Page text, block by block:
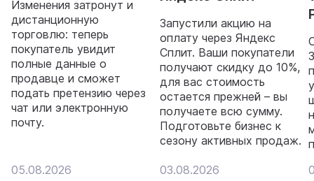
Изменения затронут и
дистанционную
торговлю: теперь
покупатель увидит
полные данные о
продавце и сможет
подать претензию через
чат или электронную
почту.
05.08.2026
Запустили акцию на
оплату через Яндекс
Сплит. Ваши покупатели
получают скидку до 10%,
для вас стоимость
остается прежней – вы
получаете всю сумму.
Подготовьте бизнес к
сезону активных продаж.
03.08.2026